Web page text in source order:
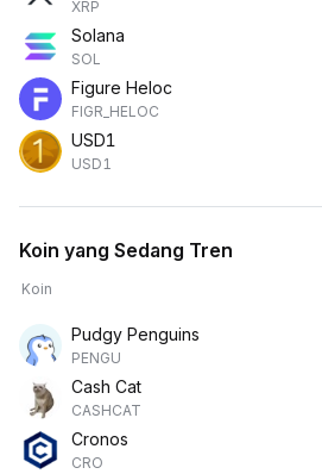
XRP
Solana
SOL
Figure Heloc
FIGR_HELOC
USD1
USD1
Koin yang Sedang Tren
Koin
Pudgy Penguins
PENGU
Cash Cat
CASHCAT
Cronos
CRO